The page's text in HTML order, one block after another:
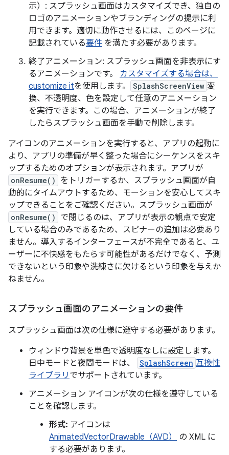
示）: スプラッシュ画面はカスタマイズでき、独自の
ロゴのアニメーションやブランディングの提示に利
用できます。適切に動作させるには、このページに
記載されている要件 を満たす必要があります。
終了アニメーション: スプラッシュ画面を非表示にす
るアニメーションです。 カスタマイズする場合は、
customize itを使用します。 SplashScreenView 変
換、不透明度、色を設定して任意のアニメーション
を実行できます。この場合、アニメーションが終了
したらスプラッシュ画面を手動で削除します。
アイコンのアニメーションを実行すると、アプリの起動に
より、アプリの準備が早く整った場合にシーケンスをスキ
ップするためのオプションが表示されます。アプリが
onResume()
をトリガーするか、スプラッシュ画面が自
動的にタイムアウトするため、モーションを安心してスキ
ップできることをご確認ください。スプラッシュ画面が
onResume()
で閉じるのは、アプリが表示の観点で安定
している場合のみであるため、スピナーの追加は必要あり
ません。導入するインターフェースが不完全であると、ユ
ーザーに不快感をもたらす可能性があるだけでなく、予測
できないという印象や洗練さに欠けるという印象を与えか
ねません。
スプラッシュ画面のアニメーションの要件
スプラッシュ画面は次の仕様に遵守する必要があります。
ウィンドウ背景を単色で透明度なしに設定します。
日中モードと夜間モードは、
SplashScreen 互換性
ライブラリ でサポートされています。
アニメーション アイコンが次の仕様を遵守している
ことを確認します。
形式: アイコンは
AnimatedVectorDrawable（AVD）
の XML に
する必要があります。